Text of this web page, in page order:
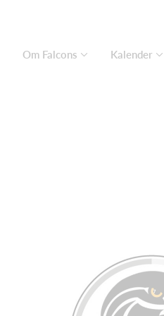
Om Falcons Kalender